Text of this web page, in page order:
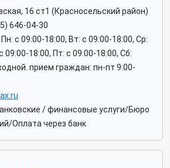
16 ст1 (Красносельский район)
646-04-30
Пн: c 09:00-18:00, Вт: c 09:00-18:00, Ср:
09:00-18:00, Пт: c 09:00-18:00, Сб:
прием граждан: пн-пт 9:00-
/ финансовые услуги/Бюро
Оплата через банк